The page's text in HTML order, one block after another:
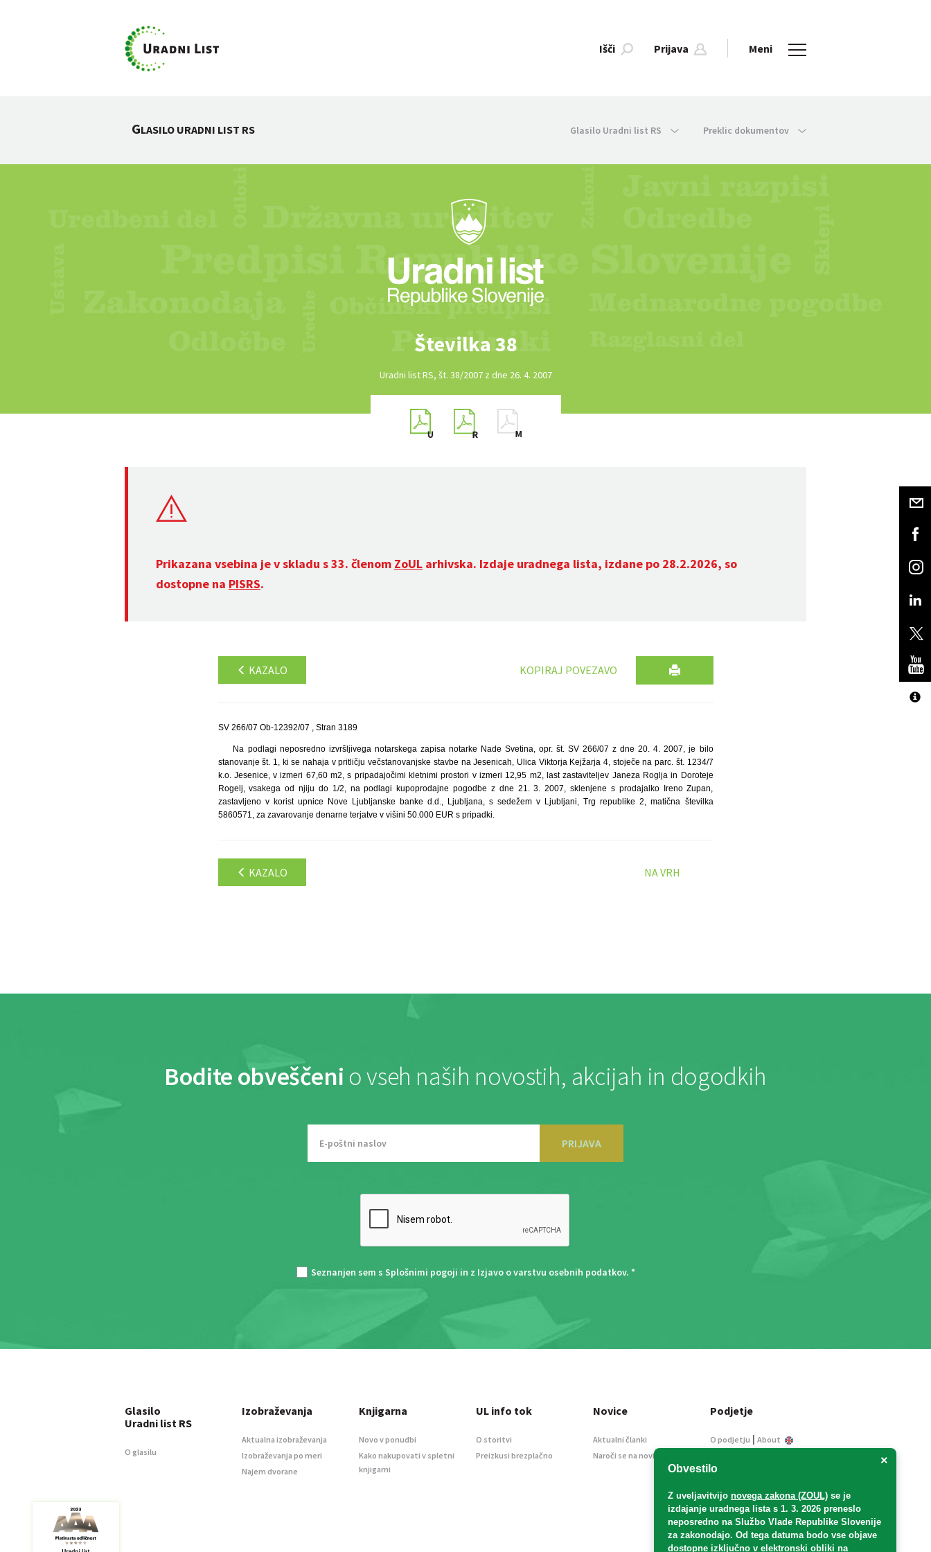
Išči Prijava Meni
GLASILO URADNI LIST RS Glasilo Uradni list RS Preklic dokumentov
Številka 38
Uradni list RS, št. 38/2007 z dne 26. 4. 2007
Prikazana vsebina je v skladu s 33. členom ZoUL arhivska. Izdaje uradnega lista, izdane po 28.2.2026, so
dostopne na PISRS.
KAZALO KOPIRAJ POVEZAVO
SV 266/07 Ob-12392/07 , Stran 3189
Na podlagi neposredno izvršljivega notarskega zapisa notarke Nade Svetina, opr. št. SV 266/07 z dne 20. 4. 2007, je bilo
stanovanje št. 1, ki se nahaja v pritličju večstanovanjske stavbe na Jesenicah, Ulica Viktorja Kejžarja 4, stoječe na parc. št. 1234/7
k.o. Jesenice, v izmeri 67,60 m2, s pripadajočimi kletnimi prostori v izmeri 12,95 m2, last zastaviteljev Janeza Roglja in Doroteje
Rogelj, vsakega od njiju do 1/2, na podlagi kupoprodajne pogodbe z dne 21. 3. 2007, sklenjene s prodajalko Ireno Zupan,
zastavljeno v korist upnice Nove Ljubljanske banke d.d., Ljubljana, s sedežem v Ljubljani, Trg republike 2, matična številka
5860571, za zavarovanje denarne terjatve v višini 50.000 EUR s pripadki.
KAZALO NA VRH
Bodite obveščeni o vseh naših novostih, akcijah in dogodkih
PRIJAVA
Seznanjen sem s Splošnimi pogoji in z Izjavo o varstvu osebnih podatkov. *
×
Obvestilo
Z uveljavitvijo novega zakona (ZOUL) se je
izdajanje uradnega lista s 1. 3. 2026 preneslo
neposredno na Službo Vlade Republike Slovenije
za zakonodajo. Od tega datuma bodo vse objave
dostopne izključno v elektronski obliki na
Glasilo
Uradni list RS
O glasilu
Izobraževanja
Aktualna izobraževanja
Izobraževanja po meri
Najem dvorane
Knjigarna
Novo v ponudbi
Kako nakupovati v spletni
knjigarni
UL info tok
O storitvi
Preizkusi brezplačno
Novice
Aktualni članki
Naroči se na novice
Podjetje
O podjetju | About
Informacije javnega
Oglaševanje
Splošni pogoji
Izjava o varstvu osebnih
podatkov